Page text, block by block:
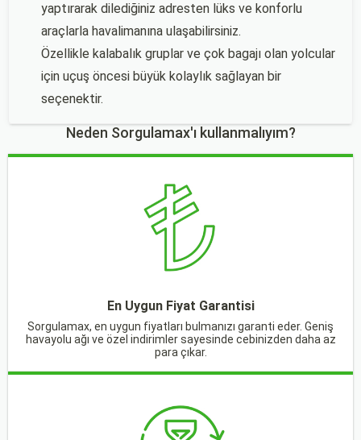
yaptırarak dilediğiniz adresten lüks ve konforlu
araçlarla havalimanına ulaşabilirsiniz.
Özellikle kalabalık gruplar ve çok bagajı olan yolcular
için uçuş öncesi büyük kolaylık sağlayan bir
seçenektir.
Neden Sorgulamax'ı kullanmalıyım?
En Uygun Fiyat Garantisi
Sorgulamax, en uygun fiyatları bulmanızı garanti eder. Geniş
havayolu ağı ve özel indirimler sayesinde cebinizden daha az
para çıkar.